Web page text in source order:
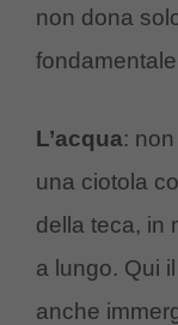
non dona
L’acqua:
una ciotola
della teca, in
a lungo. Qui
anche